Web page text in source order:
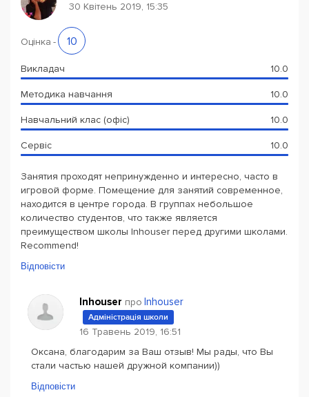
30 Квітень 2019, 15:35
Оцінка - 10
Викладач 10.0
Методика навчання 10.0
Навчальний клас (офіс) 10.0
Сервіс 10.0
Занятия проходят непринужденно и интересно, часто в
игровой форме. Помещение для занятий современное,
находится в центре города. В группах небольшое
количество студентов, что также является
преимуществом школы Inhouser перед другими школами.
Recommend!
Відповісти
Inhouser про Inhouser
Адміністрація школи
16 Травень 2019, 16:51
Оксана, благодарим за Ваш отзыв! Мы рады, что Вы
стали частью нашей дружной компании))
Відповісти